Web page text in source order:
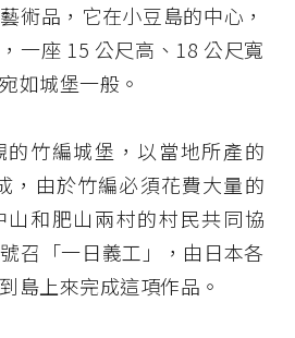
術品，它在小豆島的中心，
一座 15 公尺高、18 公尺寬
如城堡一般。
竹編城堡，以當地所產的
，由於竹編必須花費大量的
山和肥山兩村的村民共同協
召「一日義工」，由日本各
島上來完成這項作品。